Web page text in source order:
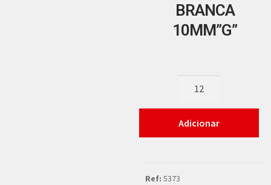
BRANCA
10MM”G”
Adicionar
Ref: 5373